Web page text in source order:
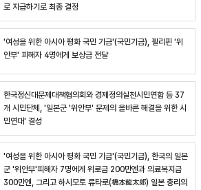
로 지급하기로 최종 결정
'여성을 위한 아시아 평화 국민 기금'(국민기금), 필리핀 '위
안부' 피해자 4명에게 보상금 전달
한국정신대문제대책협의회와 경제정의실천시민연합 등 37
개 시민단체, '일본군 '위안부' 문제의 올바른 해결을 위한 시
민연대' 결성
'여성을 위한 아시아 평화 국민 기금'(국민기금), 한국의 일본
군 '위안부'피해자 7명에게 위로금 200만엔과 의료복지금
300만엔, 그리고 하시모토 류타로(橋本龍太郞) 일본 총리의